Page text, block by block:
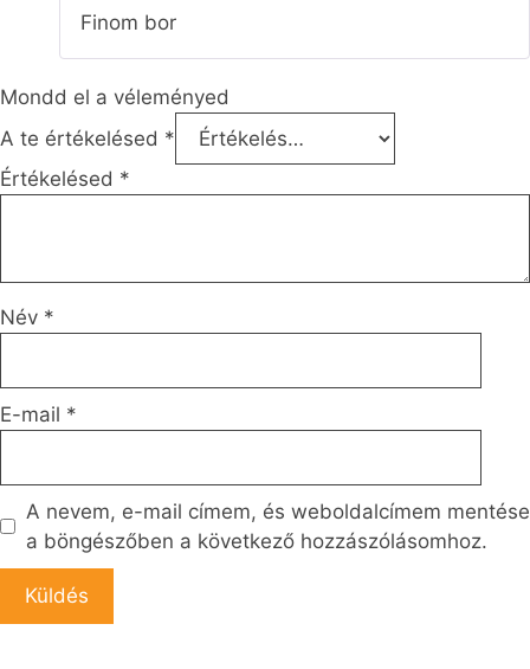
Finom bor
Mondd el a véleményed
A te értékelésed *
Értékelésed *
Név *
E-mail *
A nevem, e-mail címem, és weboldalcímem mentése
a böngészőben a következő hozzászólásomhoz.